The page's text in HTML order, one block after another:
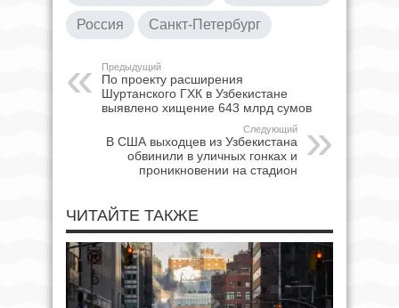
Россия Санкт-Петербург
Предыдущий
По проекту расширения
Шуртанского ГХК в Узбекистане
выявлено хищение 643 млрд сумов
Следующий
В США выходцев из Узбекистана
обвинили в уличных гонках и
проникновении на стадион
ЧИТАЙТЕ ТАКЖЕ